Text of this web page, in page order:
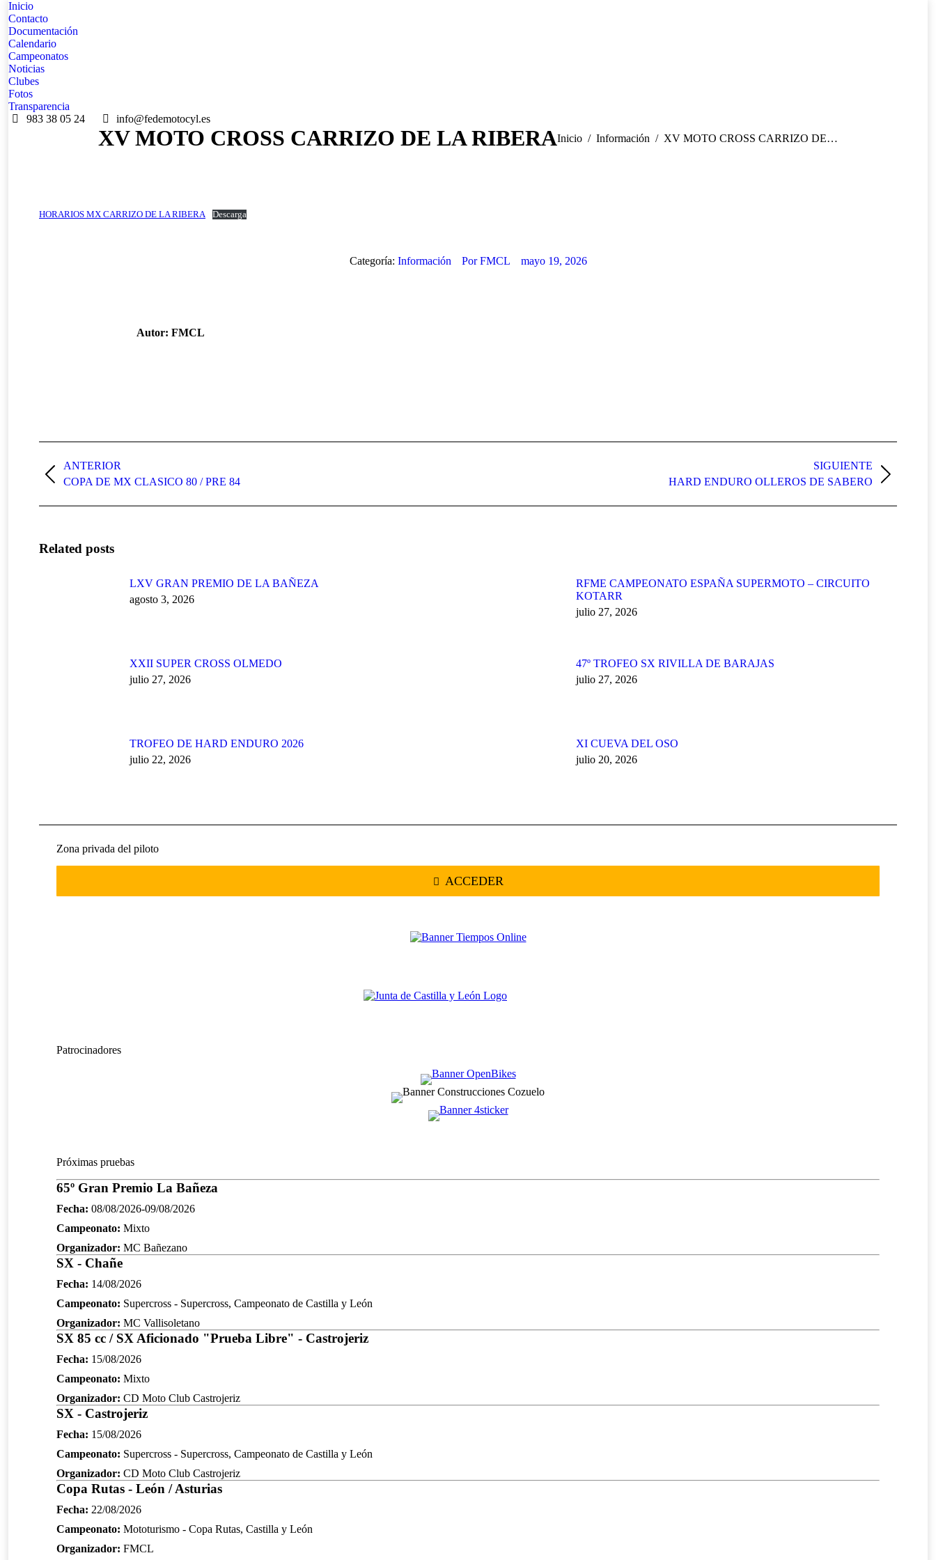
Inicio
Contacto
Documentación
Calendario
Campeonatos
Noticias
Clubes
Fotos
Transparencia
983 38 05 24
info@fedemotocyl.es
XV MOTO CROSS CARRIZO DE LA RIBERAEstás aquí:
Inicio Información XV MOTO CROSS CARRIZO DE…
HORARIOS MX CARRIZO DE LA RIBERA Descarga
Categoría: Información PorFMCL mayo 19, 2026
Autor: FMCL
entre
publicaciones
ANTERIOR
Publicación
COPA DE MX CLASICO 80 / PRE 84
SIGUIENTE
HARD ENDURO OLLEROS DE SABERO
Related posts
LXV GRAN PREMIO DE LA BAÑEZA
agosto 3, 2026
RFME CAMPEONATO ESPAÑA SUPERMOTO – CIRCUITO
KOTARR
julio 27, 2026
XXII SUPER CROSS OLMEDO
julio 27, 2026
47º TROFEO SX RIVILLA DE BARAJAS
julio 27, 2026
TROFEO DE HARD ENDURO 2026
julio 22, 2026
XI CUEVA DEL OSO
julio 20, 2026
Zona privada del piloto
ACCEDER
Patrocinadores
Próximas pruebas
65º Gran Premio La Bañeza
Fecha: 08/08/2026-09/08/2026
Campeonato: Mixto
Organizador: MC Bañezano
SX - Chañe
Fecha: 14/08/2026
Campeonato: Supercross - Supercross, Campeonato de Castilla y León
Organizador: MC Vallisoletano
SX 85 cc / SX Aficionado "Prueba Libre" - Castrojeriz
Fecha: 15/08/2026
Campeonato: Mixto
Organizador: CD Moto Club Castrojeriz
SX - Castrojeriz
Fecha: 15/08/2026
Campeonato: Supercross - Supercross, Campeonato de Castilla y León
Organizador: CD Moto Club Castrojeriz
Copa Rutas - León / Asturias
Fecha: 22/08/2026
Campeonato: Mototurismo - Copa Rutas, Castilla y León
Organizador: FMCL